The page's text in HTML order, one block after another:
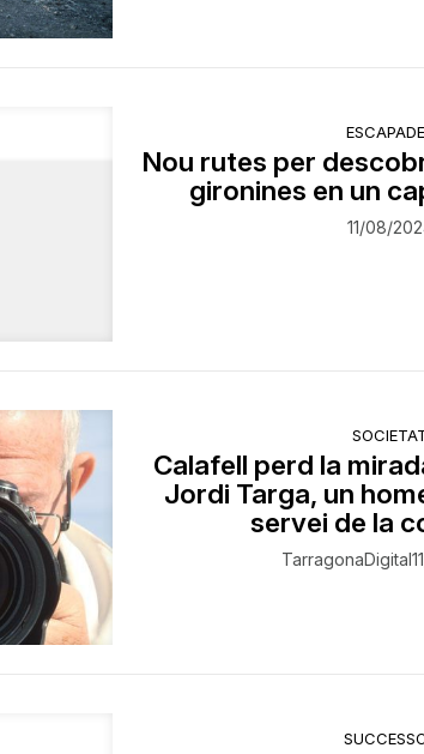
Nou rutes per
gironines en un
11/08/
Calafell perd la
Jordi Targa, un
servei de la
TarragonaDigital